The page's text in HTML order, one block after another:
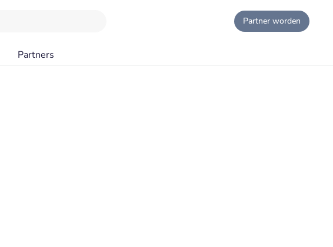
Partner worden
Partners